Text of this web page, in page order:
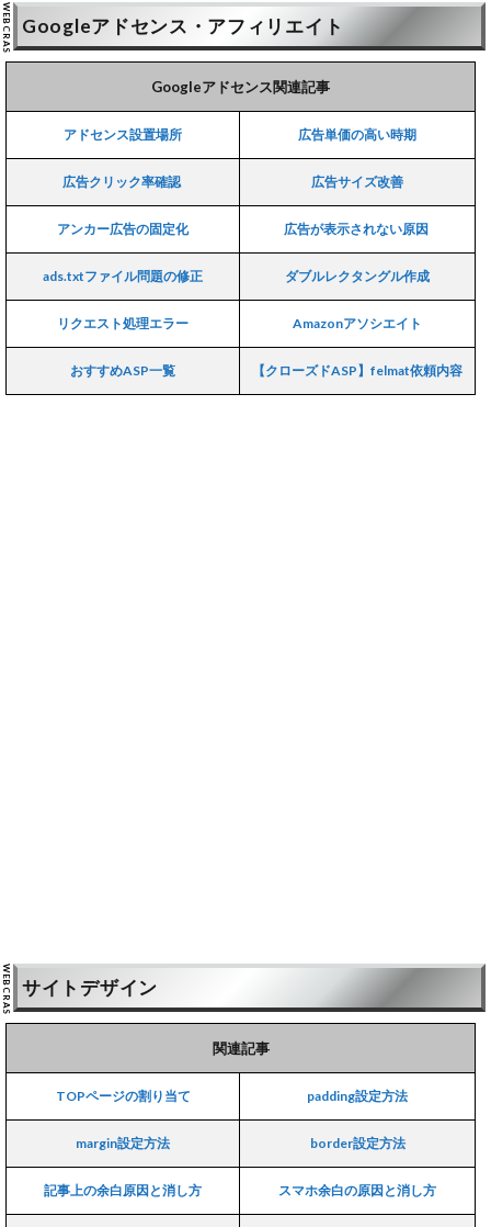
Googleアドセンス・アフィリエイト
Googleアドセンス関連記事
アドセンス設置場所 広告単価の高い時期
広告クリック率確認 広告サイズ改善
アンカー広告の固定化 広告が表示されない原因
ads.txtファイル問題の修正 ダブルレクタングル作成
リクエスト処理エラー Amazonアソシエイト
おすすめASP一覧 【クローズドASP】felmat依頼内容
サイトデザイン
関連記事
TOPページの割り当て padding設定方法
margin設定方法 border設定方法
記事上の余白原因と消し方 スマホ余白の原因と消し方